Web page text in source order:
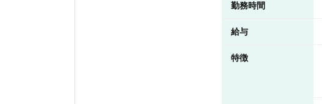
勤務時間
給与
特徴